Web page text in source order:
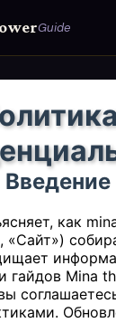
Guide
Введение
как
гайдов Mina